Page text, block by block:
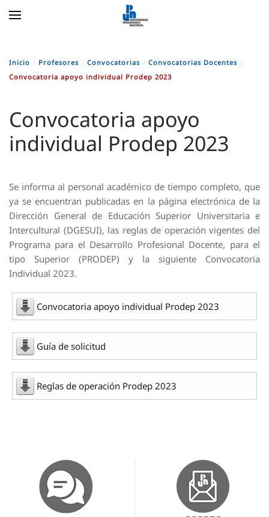
Inicio Profesores Convocatorias
Convocatorias Docentes
Convocatoria apoyo individual Prodep 2023
Convocatoria apoyo
individual Prodep 2023
Se informa al personal académico de tiempo completo, que
ya se encuentran publicadas en la página electrónica de la
Dirección General de Educación Superior Universitaria e
Intercultural (DGESUI), las reglas de operación vigentes del
Programa para el Desarrollo Profesional Docente, para el
tipo Superior (PRODEP) y la siguiente Convocatoria
Individual 2023.
Convocatoria apoyo individual Prodep 2023
Guía de solicitud
Reglas de operación Prodep 2023